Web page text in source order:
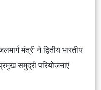
मंत्री ने द्वितीय भारतीय
समुद्री परियोजनाएं